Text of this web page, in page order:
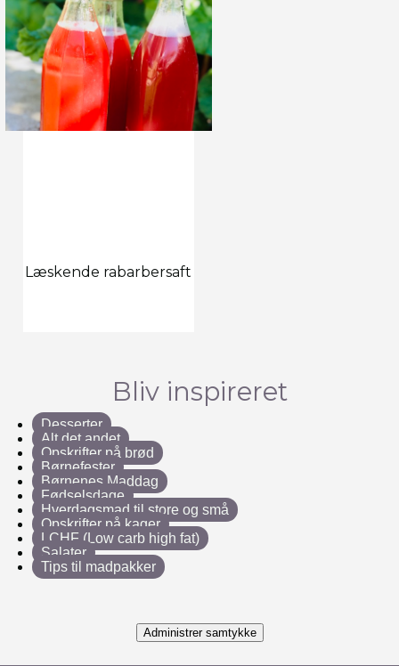
Læskende rabarbersaft
Bliv inspireret
Desserter
Alt det andet
Opskrifter på brød
Børnefester
Børnenes Maddag
Fødselsdage
Hverdagsmad til store og små
Opskrifter på kager
LCHF (Low carb high fat)
Salater
Tips til madpakker
Administrer samtykke